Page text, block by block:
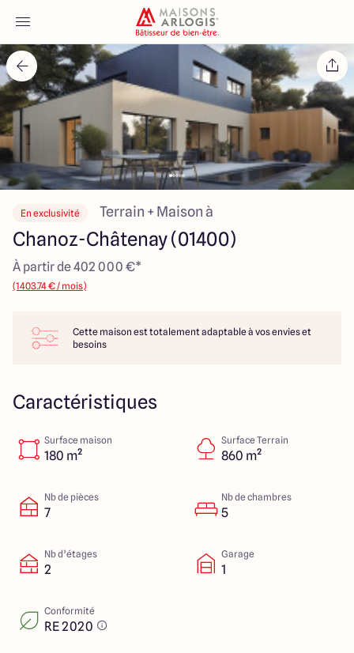
Accueil
Nos maisons
Nos annonces
Votre projet
Qui sommes-nous
Maisons ARLOGIS Macon
4.3 4.6
En exclusivité Terrain + Maison à
Chanoz-Châtenay (01400)
À partir de 402 000 €*
(1403.74 € / mois)
Cette maison est totalement adaptable à vos envies et
besoins
Caractéristiques
Surface maison
180 m²
Surface Terrain
860 m²
Nb de pièces
7
Nb de chambres
5
Nb d’étages
2
Garage
1
Conformité
RE 2020